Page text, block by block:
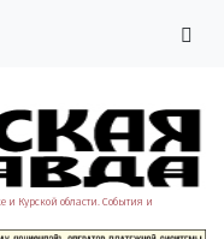
и Курской области. События и